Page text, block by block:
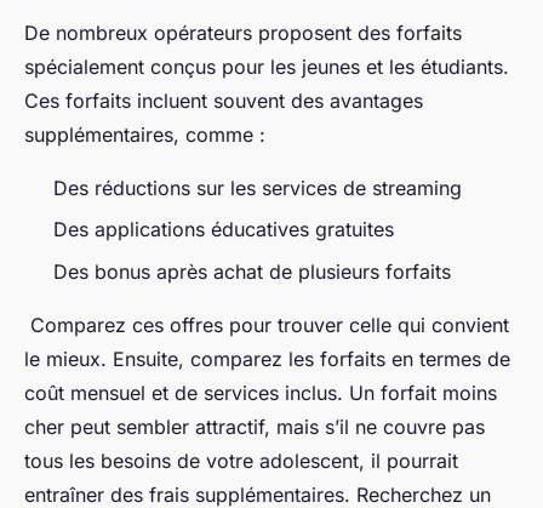
De nombreux opérateurs proposent des forfaits
spécialement conçus pour les jeunes et les étudiants.
Ces forfaits incluent souvent des avantages
supplémentaires, comme :
Des réductions sur les services de streaming
Des applications éducatives gratuites
Des bonus après achat de plusieurs forfaits
Comparez ces offres pour trouver celle qui convient
le mieux. Ensuite, comparez les forfaits en termes de
coût mensuel et de services inclus. Un forfait moins
cher peut sembler attractif, mais s’il ne couvre pas
tous les besoins de votre adolescent, il pourrait
entraîner des frais supplémentaires. Recherchez un